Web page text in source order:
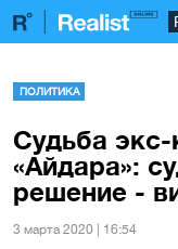
ПОЛИТИКА
Судьба
«Айдара»:
решение -
3 марта 2020 | 16:54